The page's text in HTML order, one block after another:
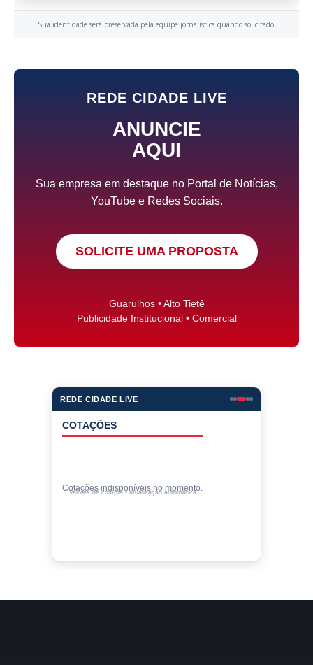
Sua identidade será preservada pela equipe jornalística quando solicitado.
REDE CIDADE LIVE
ANUNCIE
AQUI
Sua empresa em destaque no Portal de Notícias,
YouTube e Redes Sociais.
SOLICITE UMA PROPOSTA
Guarulhos • Alto Tietê
Publicidade Institucional • Comercial
REDE CIDADE LIVE
COTAÇÕES
Cotações indisponíveis no momento.
Valores de compra • atualização automática